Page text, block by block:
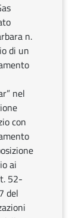
n.
di un
nel
con
ai
52-
del